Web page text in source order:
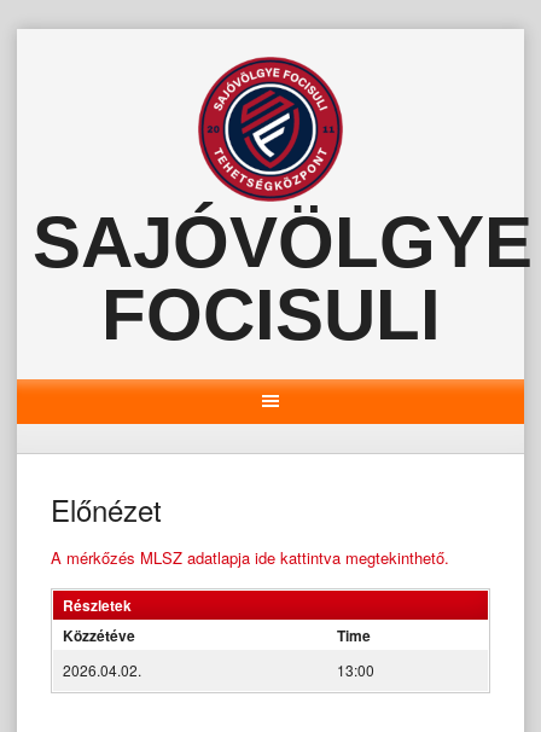
SAJÓVÖLGYE
FOCISULI
Előnézet
A mérkőzés MLSZ adatlapja ide kattintva megtekinthető.
Részletek
Közzétéve
Time
2026.04.02. 13:00